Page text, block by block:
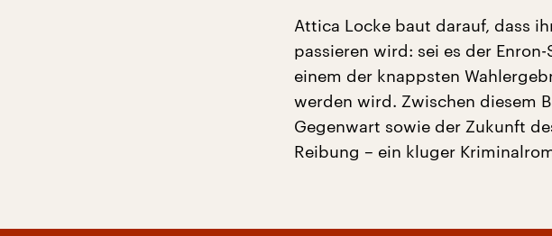
Attica Locke baut darauf, dass
passieren wird: sei es der
einem der knappsten
werden wird. Zwischen diesem
Gegenwart sowie der Zukunft
Reibung – ein kluger